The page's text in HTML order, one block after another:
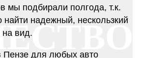
мы подбирали полгода, т.к.
надежный, нескользкий
на вид.